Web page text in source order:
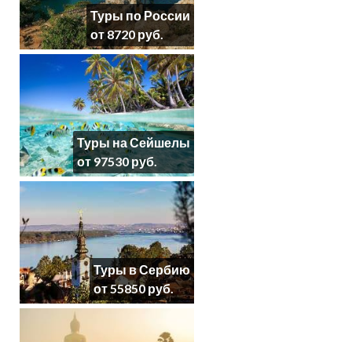
Туры по России
от 8720 руб.
Туры на Сейшелы
от 97530 руб.
Туры в Сербию
от 55850 руб.